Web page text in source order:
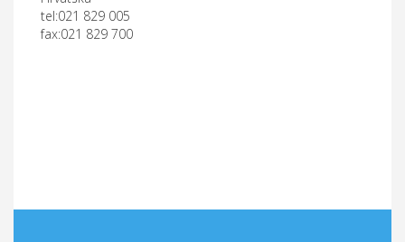
tel:021 829 005
fax:021 829 700